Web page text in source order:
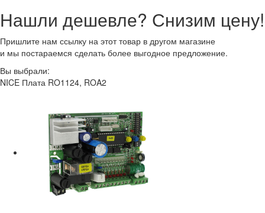
Нашли дешевле? Снизим цену!
Пришлите нам ссылку на этот товар в другом магазине
и мы постараемся сделать более выгодное предложение.
Вы выбрали:
NICE Плата RO1124, ROA2